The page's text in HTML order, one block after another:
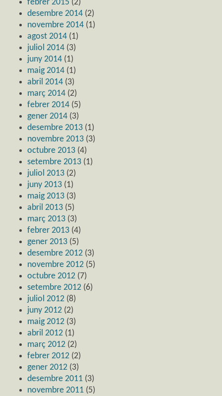
febrer 2015 (2)
desembre 2014 (2)
novembre 2014 (1)
agost 2014 (1)
juliol 2014 (3)
juny 2014 (1)
maig 2014 (1)
abril 2014 (3)
març 2014 (2)
febrer 2014 (5)
gener 2014 (3)
desembre 2013 (1)
novembre 2013 (3)
octubre 2013 (4)
setembre 2013 (1)
juliol 2013 (2)
juny 2013 (1)
maig 2013 (3)
abril 2013 (5)
març 2013 (3)
febrer 2013 (4)
gener 2013 (5)
desembre 2012 (3)
novembre 2012 (5)
octubre 2012 (7)
setembre 2012 (6)
juliol 2012 (8)
juny 2012 (2)
maig 2012 (3)
abril 2012 (1)
març 2012 (2)
febrer 2012 (2)
gener 2012 (3)
desembre 2011 (3)
novembre 2011 (5)